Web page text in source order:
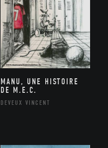
MANU, UNE HISTOIRE
DE M.E.C.
DEVEUX VINCENT